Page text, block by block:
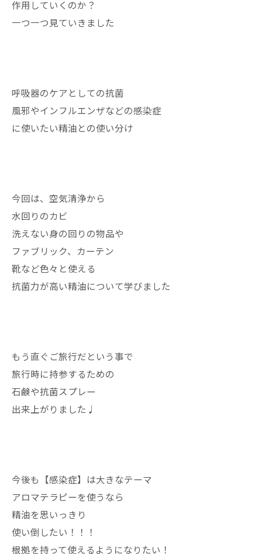
作用していくのか？
一つ一つ見ていきました
呼吸器のケアとしての抗菌
風邪やインフルエンザなどの感染症
に使いたい精油との使い分け
今回は、空気清浄から
水回りのカビ
洗えない身の回りの物品や
ファブリック、カーテン
靴など色々と使える
抗菌力が高い精油について学びました
もう直ぐご旅行だという事で
旅行時に持参するための
石鹸や抗菌スプレー
出来上がりました♩
今後も【感染症】は大きなテーマ
アロマテラピーを使うなら
精油を思いっきり
使い倒したい！！！
根拠を持って使えるようになりたい！